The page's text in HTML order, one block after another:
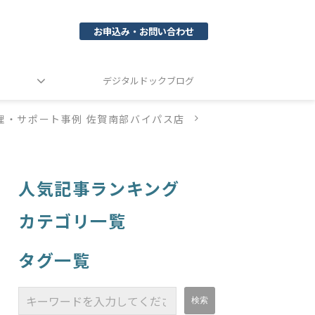
お申込み・お問い合わせ
デジタルドックブログ
・サポート事例 佐賀南部バイパス店
人気記事ランキング
カテゴリ一覧
タグ一覧